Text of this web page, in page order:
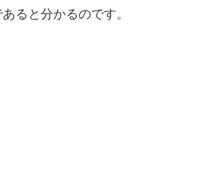
ると分かるのです。